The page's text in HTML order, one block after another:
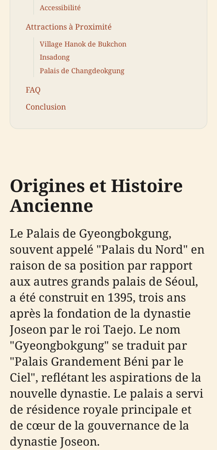
Accessibilité
Attractions à Proximité
Village Hanok de Bukchon
Insadong
Palais de Changdeokgung
FAQ
Conclusion
Origines et Histoire
Ancienne
Le Palais de Gyeongbokgung,
souvent appelé "Palais du Nord" en
raison de sa position par rapport
aux autres grands palais de Séoul,
a été construit en 1395, trois ans
après la fondation de la dynastie
Joseon par le roi Taejo. Le nom
"Gyeongbokgung" se traduit par
"Palais Grandement Béni par le
Ciel", reflétant les aspirations de la
nouvelle dynastie. Le palais a servi
de résidence royale principale et
de cœur de la gouvernance de la
dynastie Joseon.